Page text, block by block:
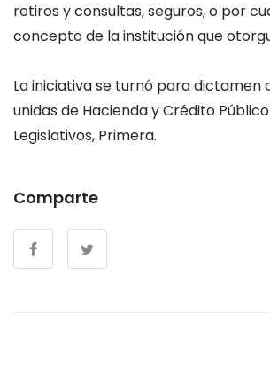
retiros y consultas, seguros, o por
concepto de la institución que
La iniciativa se turnó para dictamen
unidas de Hacienda y Crédito
Legislativos, Primera.
Comparte